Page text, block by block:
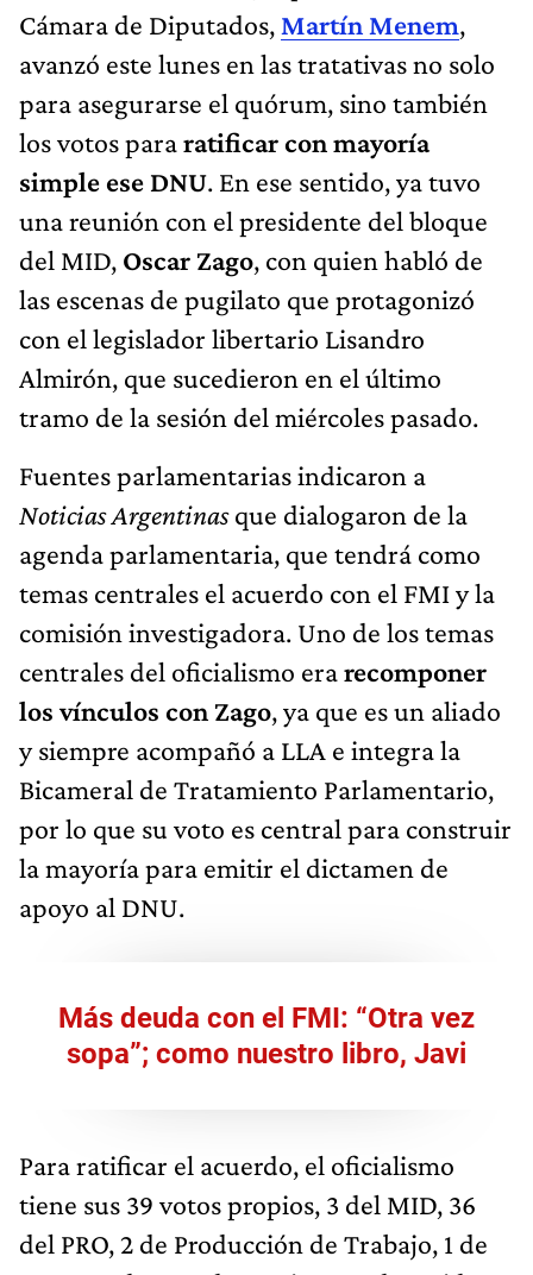
Cámara de Diputados, Martín Menem,
avanzó este lunes en las tratativas no solo
para asegurarse el quórum, sino también
los votos pararatificar con mayoría
simple ese DNU. En ese sentido, ya tuvo
una reunión con el presidente del bloque
del MID, Oscar Zago, con quien habló de
las escenas de pugilato que protagonizó
con el legislador libertario Lisandro
Almirón, que sucedieron en el último
tramo de la sesión del miércoles pasado.
Fuentes parlamentarias indicaron a
Noticias Argentinasque dialogaron de la
agenda parlamentaria, que tendrá como
temas centrales el acuerdo con el FMI y la
comisión investigadora. Uno de los temas
centrales del oficialismo erarecomponer
los vínculos con Zago, ya que es un aliado
y siempre acompañó a LLA e integra la
Bicameral de Tratamiento Parlamentario,
por lo que su voto es central para construir
la mayoría para emitir el dictamen de
apoyo al DNU.
Más deuda con el FMI: “Otra vez
sopa”; como nuestro libro, Javi
Para ratificar el acuerdo, el oficialismo
tiene sus 39 votos propios, 3 del MID, 36
del PRO, 2 de Producción de Trabajo, 1 de